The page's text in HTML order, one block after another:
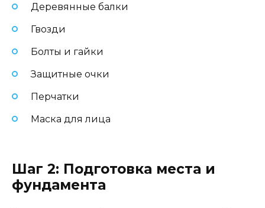
Деревянные балки
Гвозди
Болты и гайки
Защитные очки
Перчатки
Маска для лица
Шаг 2: Подготовка места и
фундамента